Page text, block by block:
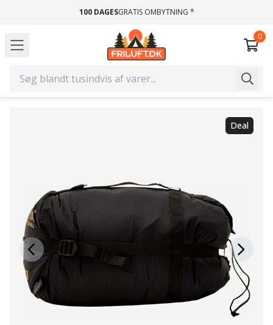
100 DAGESGRATIS OMBYTNING *
Deal